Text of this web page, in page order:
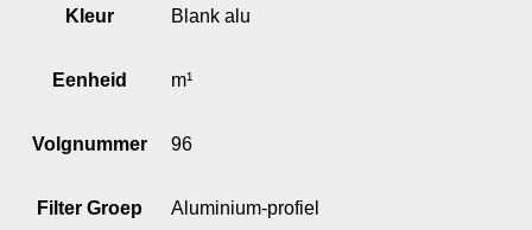
Kleur Blank alu
Eenheid m¹
Volgnummer 96
Filter Groep Aluminium-profiel